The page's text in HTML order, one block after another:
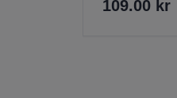
109.00 kr